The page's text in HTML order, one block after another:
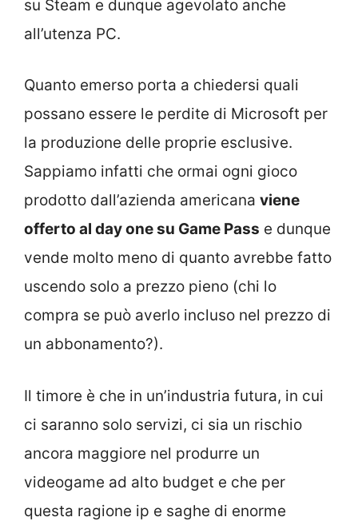
su Steam e dunque agevolato anche
all’utenza PC.
Quanto emerso porta a chiedersi quali
possano essere le perdite di Microsoft per
la produzione delle proprie esclusive.
Sappiamo infatti che ormai ogni gioco
prodotto dall’azienda americana viene
offerto al day one su Game Pass e dunque
vende molto meno di quanto avrebbe fatto
uscendo solo a prezzo pieno (chi lo
compra se può averlo incluso nel prezzo di
un abbonamento?).
Il timore è che in un’industria futura, in cui
ci saranno solo servizi, ci sia un rischio
ancora maggiore nel produrre un
videogame ad alto budget e che per
questa ragione ip e saghe di enorme